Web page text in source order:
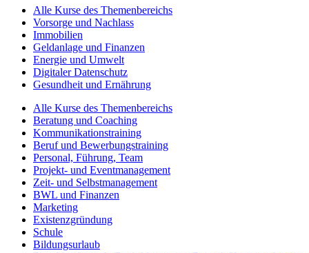
Alle Kurse des Themenbereichs
Vorsorge und Nachlass
Immobilien
Geldanlage und Finanzen
Energie und Umwelt
Digitaler Datenschutz
Gesundheit und Ernährung
Alle Kurse des Themenbereichs
Beratung und Coaching
Kommunikationstraining
Beruf und Bewerbungstraining
Personal, Führung, Team
Projekt- und Eventmanagement
Zeit- und Selbstmanagement
BWL und Finanzen
Marketing
Existenzgründung
Schule
Bildungsurlaub